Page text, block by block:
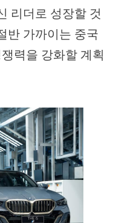
리더로 성장할 것
반 가까이는 중국
력을 강화할 계획